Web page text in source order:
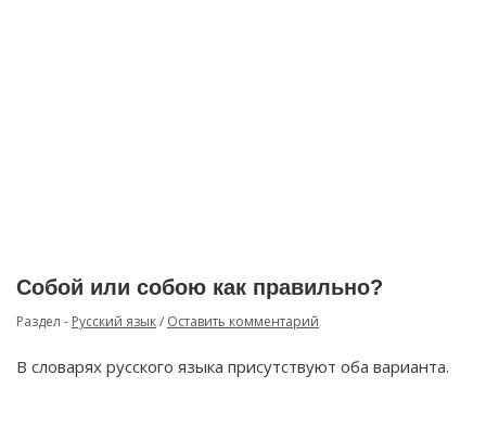
Собой или собою как правильно?
Раздел - Русский язык/ Оставить комментарий
В словарях русского языка присутствуют оба варианта.